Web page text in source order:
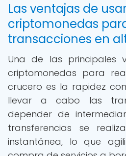
Las ventajas de
criptomonedas
transacciones en
Una de las principales
criptomonedas para
crucero es la rapidez
llevar a cabo las
depender de
transferencias se
instantánea, lo que